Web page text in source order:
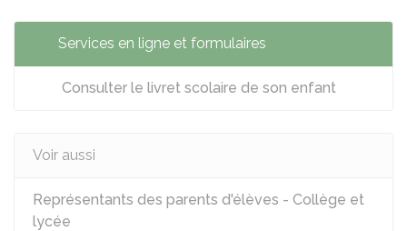
Services en ligne et formulaires
Consulter le livret scolaire de son enfant
Voir aussi
Représentants des parents d'élèves - Collège et
lycée